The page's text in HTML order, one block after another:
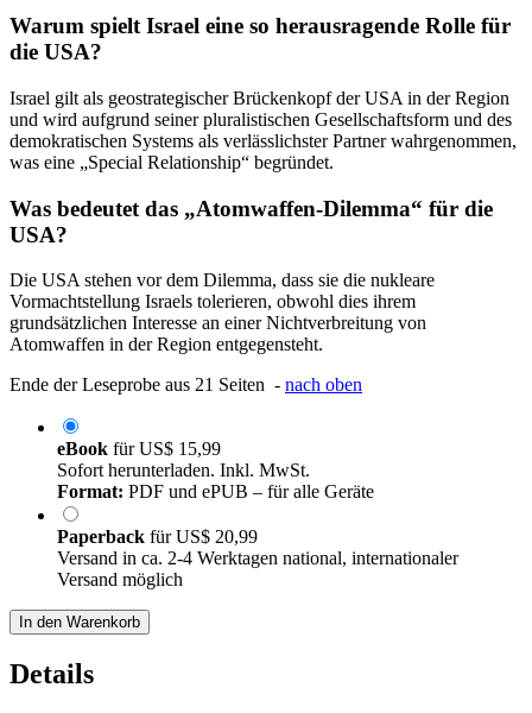
Warum spielt Israel eine so herausragende Rolle für
die USA?
Israel gilt als geostrategischer Brückenkopf der USA in der Region
und wird aufgrund seiner pluralistischen Gesellschaftsform und des
demokratischen Systems als verlässlichster Partner wahrgenommen,
was eine „Special Relationship“ begründet.
Was bedeutet das „Atomwaffen-Dilemma“ für die
USA?
Die USA stehen vor dem Dilemma, dass sie die nukleare
Vormachtstellung Israels tolerieren, obwohl dies ihrem
grundsätzlichen Interesse an einer Nichtverbreitung von
Atomwaffen in der Region entgegensteht.
Ende der Leseprobe aus 21 Seiten - nach oben
eBook fürUS$ 15,99
Sofort herunterladen. Inkl. MwSt.
Format: PDF und ePUB – für alle Geräte
Paperback fürUS$ 20,99
Versand in ca. 2-4 Werktagen national, internationaler
Versand möglich
In den Warenkorb
Details